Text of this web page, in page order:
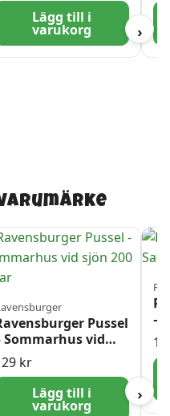
Lägg till i
varukorg ›
Pussel
Sommarhus vid
200 bitar
kr
Lägg till i
varukorg
–
›